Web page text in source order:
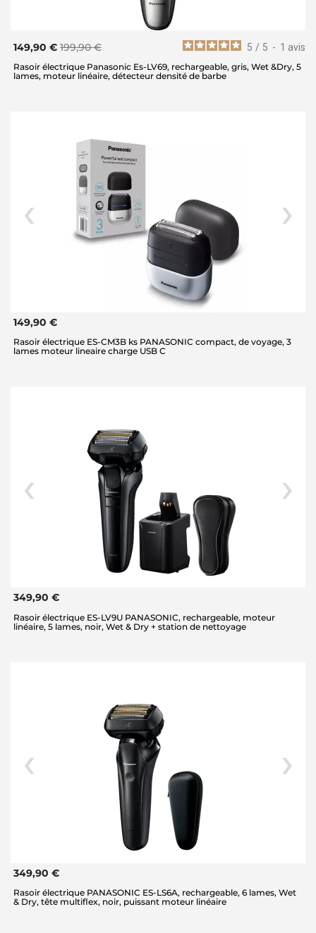
5 / 5 - 1 avis
149,90 € 199,90 €
Rasoir électrique Panasonic Es-LV69, rechargeable, gris, Wet &Dry, 5
lames, moteur linéaire, détecteur densité de barbe
149,90 €
Rasoir électrique ES-CM3B ks PANASONIC compact, de voyage, 3
lames moteur lineaire charge USB C
349,90 €
Rasoir électrique ES-LV9U PANASONIC, rechargeable, moteur
linéaire, 5 lames, noir, Wet & Dry + station de nettoyage
349,90 €
Rasoir électrique PANASONIC ES-LS6A, rechargeable, 6 lames, Wet
& Dry, tête multiflex, noir, puissant moteur linéaire